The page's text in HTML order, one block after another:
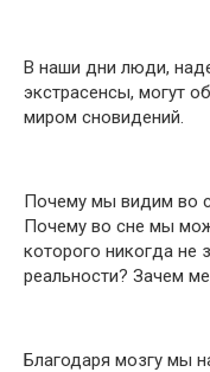
В наши дни люди,
экстрасенсы, могут
миром сновидений.
Почему мы видим во
Почему во сне мы
которого никогда не
реальности? Зачем
Благодаря мозгу мы